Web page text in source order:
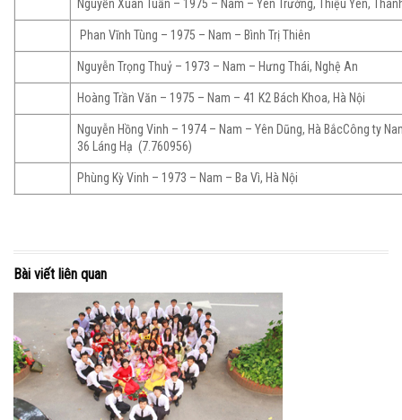
Nguyễn Xuân Tuấn – 1975 – Nam – Yên Trường, Thiệu Yên,
Phan Vĩnh Tùng – 1975 – Nam – Bình Trị Thiên
Nguyễn Trọng Thuỷ – 1973 – Nam – Hưng Thái, Nghệ An
Hoàng Trần Văn – 1975 – Nam – 41 K2 Bách Khoa, Hà Nội
Nguyễn Hồng Vinh – 1974 – Nam – Yên Dũng, Hà BắcCông ty
36 Láng Hạ (7.760956)
Phùng Kỳ Vinh – 1973 – Nam – Ba Vì, Hà Nội
Bài viết liên quan